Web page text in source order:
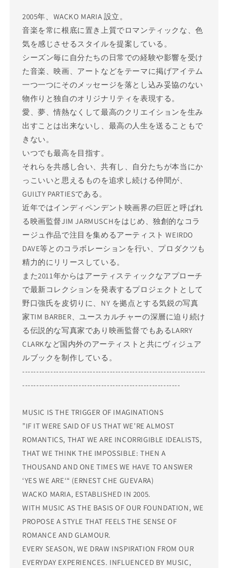
2005年、WACKO MARIA 設立。
音楽を常に根底に置き上質でロマンティックな、色
気を感じさせるスタイルを提案している。
シーズン毎に自分たちの日常での経験や影響を受け
た音楽、映画、アートなどをテーマに掲げアイテム
一つ一つにそのメッセージを落とし込み妥協のない
物作りと独自のオリジナリティを表現する。
愛、夢、情熱なくして最高のクリエイションを生み
出すことは出来ないし、最高の人生を送ることもで
きない。
いつでも最高を目指す。
それらを共感し合い、共有し、自分たちが本当にか
っこいいと思えるものを追求し続ける仲間が、
GUILTY PARTIESである。
近年ではインディペンデント映画界の巨匠と呼ばれ
る映画監督JIM JARMUSCHをはじめ、独創的なコラ
ージュ作品で注目を集めるアーティスト WEIRDO
DAVE等とのコラボレーションを行い、プロダクツも
精力的にリリースしている。
また2011年からはアーティスティックなアプローチ
で最新コレクションを発表するプロジェクトとして
野口強氏を皮切りに、NY を拠点とする気鋭の写真
家TIM BARBER、ユースカルチャーの深層に迫り続け
る伝説的な写真家であり映画監督でもあるLARRY
CLARKなど国内外のアーティストと共にヴィジュア
ルブックを制作している。
-----------------------------------------------------------------
--------------------------------------------------------
MUSIC IS THE TRIGGER OF IMAGINATIONS
”IF IT WERE SAID OF US THAT WE’RE ALMOST
ROMANTICS, THAT WE ARE INCORRIGIBLE IDEALISTS,
THAT WE THINK THE IMPOSSIBLE: THEN A
THOUSAND AND ONE TIMES WE HAVE TO ANSWER
‘YES WE ARE‘“ (ERNEST CHE GUEVARA)
WACKO MARIA, ESTABLISHED IN 2005.
WITH MUSIC AS THE BASIS OF OUR FOUNDATION, WE
PROPOSE A STYLE THAT FEELS THE SENSE OF
ROMANCE AND GLAMOUR.
EVERY SEASON, WE DRAW INSPIRATION FROM OUR
EVERYDAY EXPERIENCES. INFLUENCED BY MUSIC,